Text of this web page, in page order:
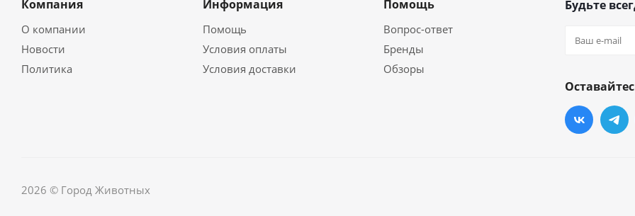
Компания
О компании
Новости
Политика
Информация
Помощь
Условия оплаты
Условия доставки
Помощь
Вопрос-ответ
Бренды
Обзоры
Будьте
2026 © Город Животных